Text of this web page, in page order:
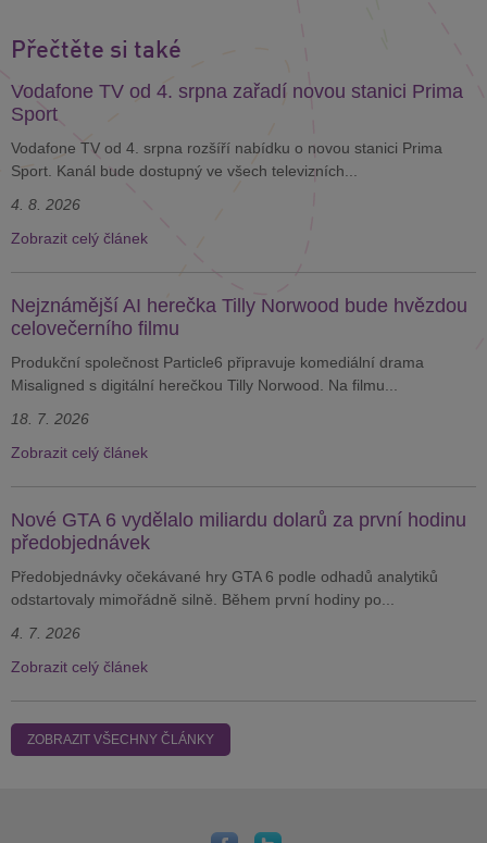
Přečtěte si také
Vodafone TV od 4. srpna zařadí novou stanici Prima
Sport
Vodafone TV od 4. srpna rozšíří nabídku o novou stanici Prima
Sport. Kanál bude dostupný ve všech televizních...
4. 8. 2026
Zobrazit celý článek
Nejznámější AI herečka Tilly Norwood bude hvězdou
celovečerního filmu
Produkční společnost Particle6 připravuje komediální drama
Misaligned s digitální herečkou Tilly Norwood. Na filmu...
18. 7. 2026
Zobrazit celý článek
Nové GTA 6 vydělalo miliardu dolarů za první hodinu
předobjednávek
Předobjednávky očekávané hry GTA 6 podle odhadů analytiků
odstartovaly mimořádně silně. Během první hodiny po...
4. 7. 2026
Zobrazit celý článek
ZOBRAZIT VŠECHNY ČLÁNKY